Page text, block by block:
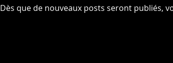
Dès que de nouveaux posts seront publiés,